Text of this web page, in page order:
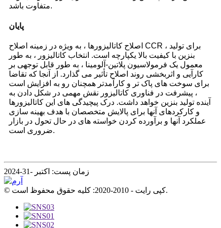
متفاوت باشد.
پایان
اصلاح کاتالیزورها ، به ویژه در زمینه اصلاح CCR ، برای تولید
بنزین با کیفیت بالا یکپارچه است. انتخاب کاتالیزور ، به طور
معمول یک فرمولاسیون پلاتین-آلومینا ، به طور قابل توجهی بر
کارآیی و اثربخشی روند اصلاح تأثیر می گذارد. از آنجا که تقاضا
برای سوخت های پاک تر و کارآمدتر همچنان رو به افزایش است
، پیشرفت در فناوری کاتالیزور نقش مهمی در شکل دادن به
آینده تولید بنزین خواهد داشت. درک پیچیدگی های این کاتالیزورها
و کارکردهای آنها برای پالایش متخصصان با هدف بهینه سازی
عملکرد آنها و برآورده کردن خواسته های در حال تحول در بازار
ضروری است.
زمان پست: اکتبر -31-2024
© کپی رایت - 2010-2020: کلیه حقوق محفوظ است.